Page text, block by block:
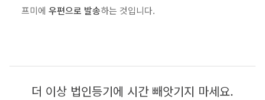
프미에 우편으로 발송하는 것입니다.
더 이상 법인등기에 시간 빼앗기지 마세요.